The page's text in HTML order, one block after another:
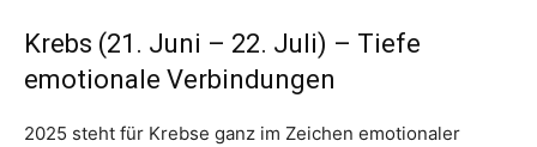
Krebs (21. Juni – 22. Juli) – Tiefe
emotionale Verbindungen
2025 steht für Krebse ganz im Zeichen emotionaler